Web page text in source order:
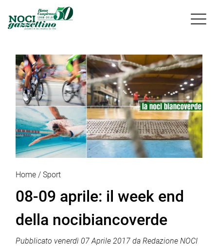

Home Sport
08-09 aprile: il week end
della nocibiancoverde
Pubblicato venerdì 07 Aprile 2017 da Redazione NOCI